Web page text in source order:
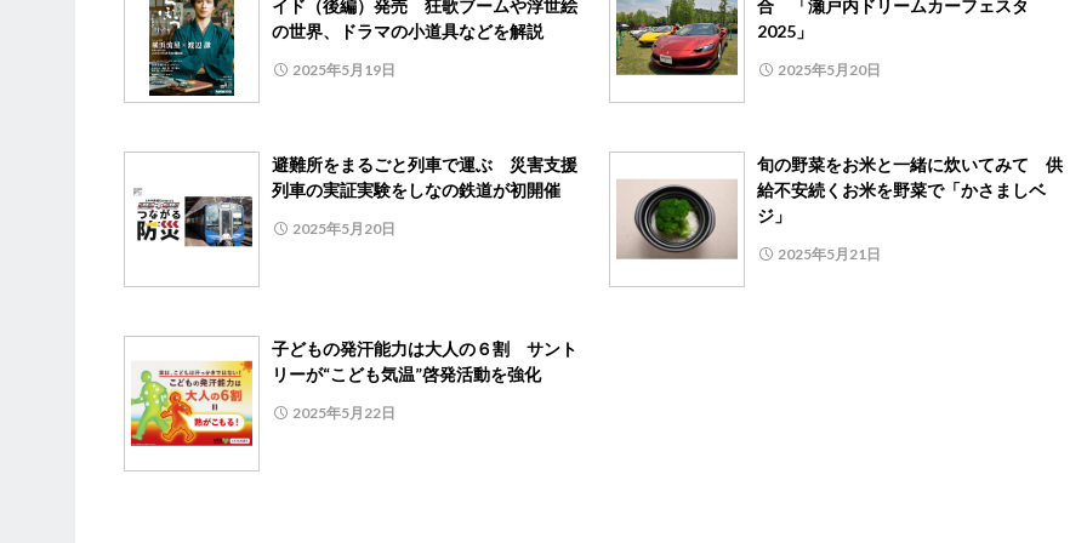
イド（後編）発売 狂歌ブームや浮世絵
の世界、ドラマの小道具などを解説
2025年5月19日
合 「瀬戸内ドリームカーフェスタ
2025」
2025年5月20日
避難所をまるごと列車で運ぶ 災害支援
列車の実証実験をしなの鉄道が初開催
2025年5月20日
旬の野菜をお米と一緒に炊いてみて 供
給不安続くお米を野菜で「かさましベ
ジ」
2025年5月21日
子どもの発汗能力は大人の６割 サント
リーが“こども気温”啓発活動を強化
2025年5月22日